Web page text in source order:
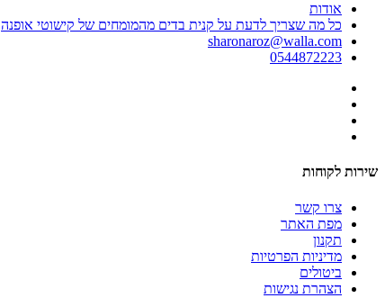
אודות
כל מה שצריך לדעת על קנית בדים מהמומחים של קישוטי אופנה
sharonaroz@walla.com
0544872223
שירות לקוחות
צרו קשר
מפת האתר
תקנון
מדיניות הפרטיות
ביטולים
הצהרת נגישות